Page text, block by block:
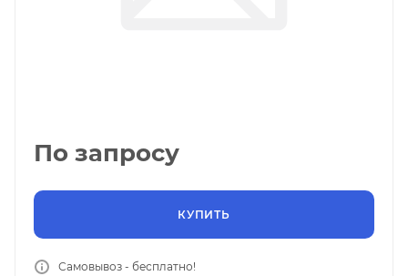
По запросу
КУПИТЬ
Самовывоз - бесплатно!